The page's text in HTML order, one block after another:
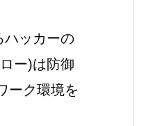
ハッカーの
ー)は防御
ーク環境を